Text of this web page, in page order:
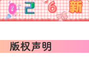
版权声明